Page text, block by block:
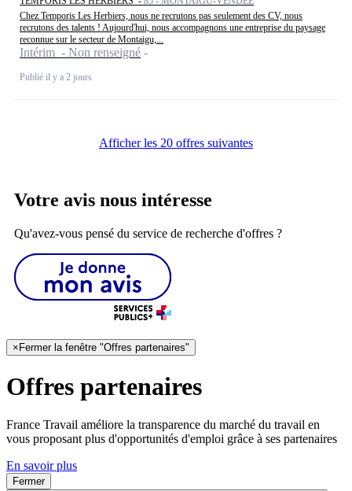
Chez Temporis Les Herbiers, nous ne recrutons pas seulement des CV, nous
recrutons des talents ! Aujourd'hui, nous accompagnons une entreprise du paysage
reconnue sur le secteur de Montaigu,...
Intérim - Non renseigné
Publié il y a 2 jours
Afficher les 20 offres suivantes
Votre avis nous intéresse
Qu'avez-vous pensé du service de recherche d'offres ?
×Fermer la fenêtre "Offres partenaires"
Offres partenaires
France Travail améliore la transparence du marché du travail en
vous proposant plus d'opportunités d'emploi grâce à ses partenaires
En savoir plus
Fermer